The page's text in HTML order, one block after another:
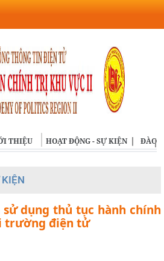
ĐĂNG NHẬP
THIỆU HOẠT ĐỘNG - SỰ KIỆN ĐÀO
dụng thủ tục hành chính
trường điện tử